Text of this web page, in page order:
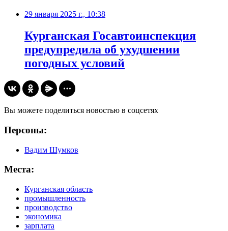
29 января 2025 г., 10:38
Курганская Госавтоинспекция
предупредила об ухудшении
погодных условий
Вы можете поделиться новостью в соцсетях
Персоны:
Вадим Шумков
Места:
Курганская область
промышленность
производство
экономика
зарплата